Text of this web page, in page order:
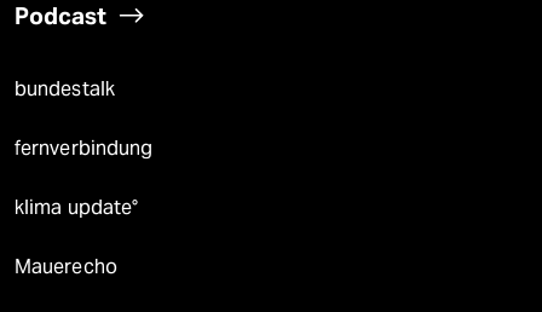
Podcast
bundestalk
fernverbindung
klima update°
Mauerecho